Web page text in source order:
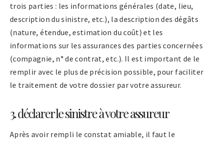
trois parties : les informations générales (date, lieu,
description du sinistre, etc.), la description des dégâts
(nature, étendue, estimation du coût) et les
informations sur les assurances des parties concernées
(compagnie, n° de contrat, etc.). Il est important de le
remplir avec le plus de précision possible, pour faciliter
le traitement de votre dossier par votre assureur.
3. déclarer le sinistre à votre assureur
Après avoir rempli le constat amiable, il faut le